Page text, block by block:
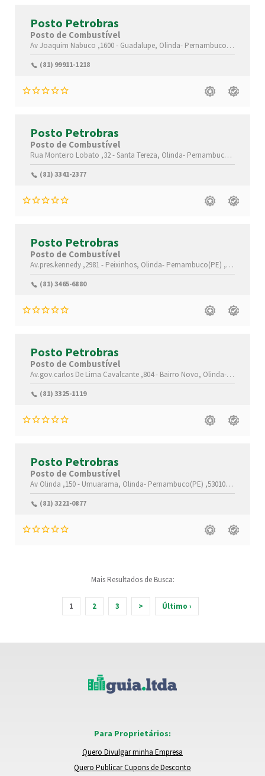
Posto Petrobras
Posto de Combustível
Av Joaquim Nabuco ,1600 - Guadalupe, Olinda- Pernambuco(PE)
(81) 99911-1218
Posto Petrobras
Posto de Combustível
Rua Monteiro Lobato ,32 -Santa Tereza, Olinda- Pernambuco(PE)
(81) 3341-2377
Posto Petrobras
Posto de Combustível
Av.pres.kennedy ,2981 - Peixinhos, Olinda- Pernambuco(PE) ,53300-090
(81) 3465-6880
Posto Petrobras
Posto de Combustível
Av.gov.carlos De Lima Cavalcante ,804 - Bairro Novo, Olinda-
(81) 3325-1119
Posto Petrobras
Posto de Combustível
Av Olinda ,150 - Umuarama, Olinda- Pernambuco(PE) ,53010-000
(81) 3221-0877
Mais Resultados de Busca:
1 2 3 > Último ›
Para Proprietários:
Quero Divulgar minha Empresa
Quero Publicar Cupons de Desconto